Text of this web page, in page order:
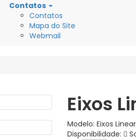
Contatos
Contatos
Mapa do Site
Webmail
Eixos
Modelo:Eixos
Disponibilidade: